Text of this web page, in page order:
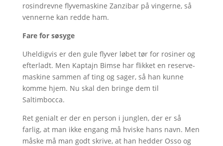
rosindrevne flyvemaskine Zanzibar på vingerne, så
vennerne kan redde ham.
Fare for søsyge
Uheldigvis er den gule flyver løbet tør for rosiner og
efterladt. Men Kaptajn Bimse har flikket en reserve-
maskine sammen af ting og sager, så han kunne
komme hjem. Nu skal den bringe dem til
Saltimbocca.
Ret genialt er der en person i junglen, der er så
farlig, at man ikke engang må hviske hans navn. Men
måske må man godt skrive, at han hedder Osso og